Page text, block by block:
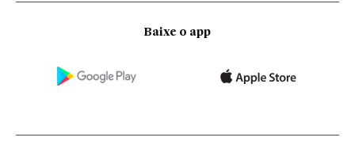
Baixe o app